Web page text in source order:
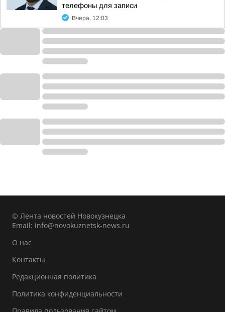
телефоны для записи
Вчера, 12:03
© Лента новостей Новокузнецка
Email: info@novokuznetsk-news.ru
О нас
Контакты
Редакционная политика
Политика конфиденциальности